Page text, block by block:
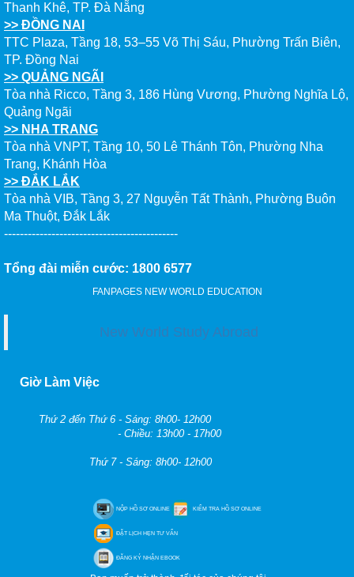
Thanh Khê, TP. Đà Nẵng
>> ĐỒNG NAI
TTC Plaza, Tầng 18, 53–55 Võ Thị Sáu, Phường Trấn Biên,
TP. Đồng Nai
>> QUẢNG NGÃI
Tòa nhà Ricco, Tầng 3, 186 Hùng Vương, Phường Nghĩa Lộ,
Quảng Ngãi
>> NHA TRANG
Tòa nhà VNPT, Tầng 10, 50 Lê Thánh Tôn, Phường Nha
Trang, Khánh Hòa
>> ĐẮK LẮK
Tòa nhà VIB, Tầng 3, 27 Nguyễn Tất Thành, Phường Buôn
Ma Thuột, Đắk Lắk
--------------------------------------------
Tổng đài miễn cước: 1800 6577
FANPAGES NEW WORLD EDUCATION
New World Study Abroad
Giờ Làm Việc
Thứ 2 đến Thứ 6 - Sáng: 8h00- 12h00
- Chiều: 13h00 - 17h00
Thứ 7 - Sáng: 8h00- 12h00
NỘP HỒ SƠ ONLINE KIỂM TRA HỒ SƠ ONLINE
ĐẶT LỊCH HẸN TƯ VẤN
ĐĂNG KÝ NHẬN EBOOK